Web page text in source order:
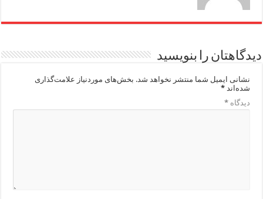
دیدگاهتان را بنویسید
نشانی ایمیل شما منتشر نخواهد شد. بخش‌های موردنیاز علامت‌گذاری
شده‌اند*
دیدگاه*